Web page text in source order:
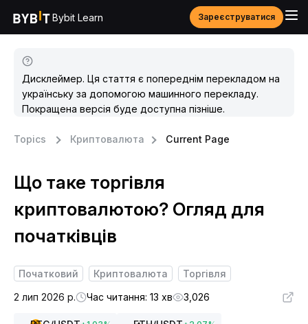
Bybit Learn Зареєструватися
Дисклеймер. Ця стаття є попереднім перекладом на
українську за допомогою машинного перекладу.
Покращена версія буде доступна пізніше.
Topics Криптовалюта Current Page
Що таке торгівля
криптовалютою? Огляд для
початківців
Початковий Криптовалюта
Торгівля
2 лип 2026 р.
Час читання: 13 хв 3,026